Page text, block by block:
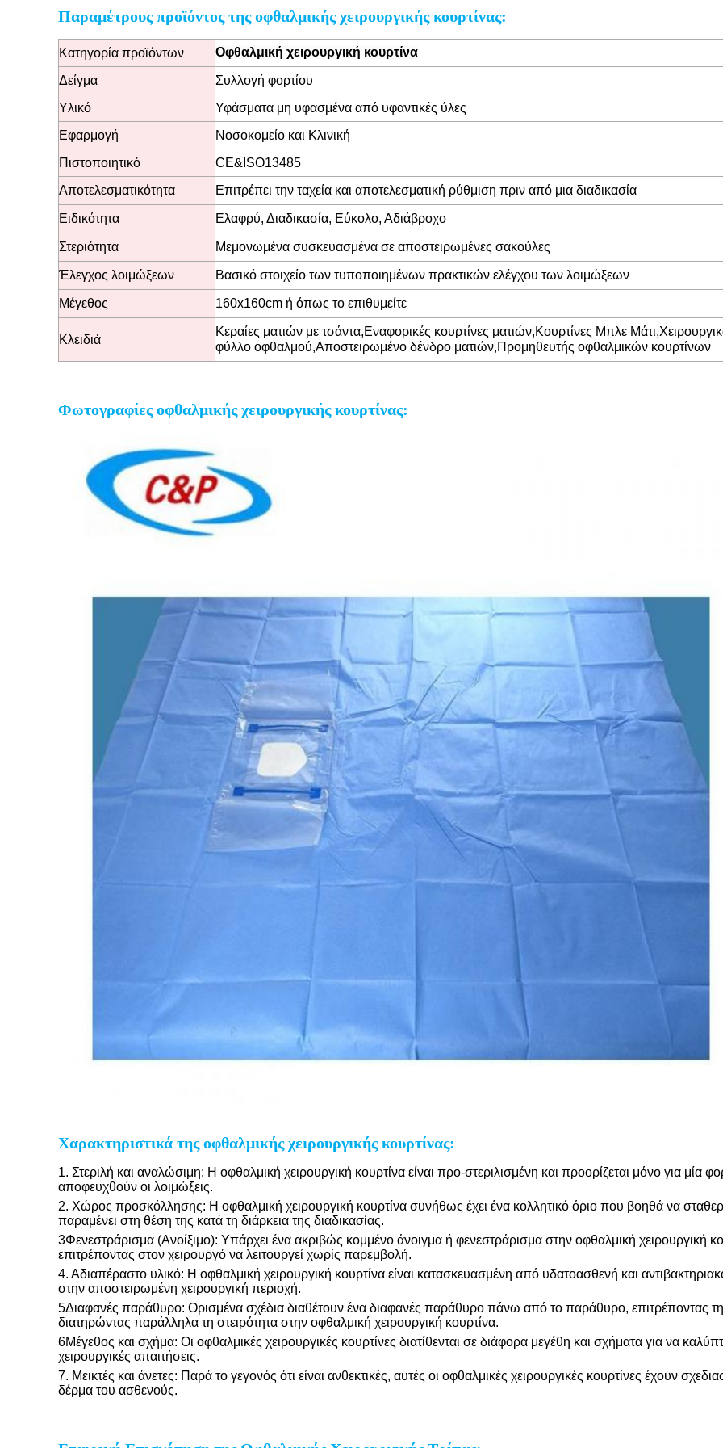
Παραμέτρους προϊόντος της οφθαλμικής χειρουργικής κουρτίνας:
Κατηγορία προϊόντων Οφθαλμική χειρουργική κουρτίνα
Δείγμα
Συλλογή φορτίου
Υλικό
Υφάσματα μη υφασμένα από υφαντικές ύλες
Εφαρμογή
Νοσοκομείο και Κλινική
Πιστοποιητικό
CE&ISO13485
Αποτελεσματικότητα
Επιτρέπει την ταχεία και αποτελεσματική ρύθμιση πριν από μια διαδικασία
Ειδικότητα Ελαφρύ, Διαδικασία, Εύκολο, Αδιάβροχο
Στεριότητα Μεμονωμένα συσκευασμένα σε αποστειρωμένες σακούλες
Έλεγχος λοιμώξεων Βασικό στοιχείο των τυποποιημένων πρακτικών ελέγχου των λοιμώξεων
Μέγεθος 160x160cm ή όπως το επιθυμείτε
Κλειδιά
Κεραίες ματιών με τσάντα,Εναφορικές κουρτίνες ματιών,Κουρτίνες Μπλε Μάτι,
φύλλο οφθαλμού,Αποστειρωμένο δένδρο ματιών,Προμηθευτής οφθαλμικών κουρτίνων
Φωτογραφίες οφθαλμικής χειρουργικής κουρτίνας:
Χαρακτηριστικά της οφθαλμικής χειρουργικής κουρτίνας:
1. Στεριλή και αναλώσιμη: Η οφθαλμική χειρουργική κουρτίνα είναι προ-στεριλισμένη και προορίζεται μόνο για μία
αποφευχθούν οι λοιμώξεις.
2. Χώρος προσκόλλησης: Η οφθαλμική χειρουργική κουρτίνα συνήθως έχει ένα κολλητικό όριο που βοηθά να
παραμένει στη θέση της κατά τη διάρκεια της διαδικασίας.
3Φενεστράρισμα (Ανοίξιμο): Υπάρχει ένα ακριβώς κομμένο άνοιγμα ή φενεστράρισμα στην οφθαλμική χειρουργική
επιτρέποντας στον χειρουργό να λειτουργεί χωρίς παρεμβολή.
4. Αδιαπέραστο υλικό: Η οφθαλμική χειρουργική κουρτίνα είναι κατασκευασμένη από υδατοασθενή και
στην αποστειρωμένη χειρουργική περιοχή.
5Διαφανές παράθυρο: Ορισμένα σχέδια διαθέτουν ένα διαφανές παράθυρο πάνω από το παράθυρο, επιτρέποντας
διατηρώντας παράλληλα τη στειρότητα στην οφθαλμική χειρουργική κουρτίνα.
6Μέγεθος και σχήμα: Οι οφθαλμικές χειρουργικές κουρτίνες διατίθενται σε διάφορα μεγέθη και σχήματα για να
χειρουργικές απαιτήσεις.
7. Μεικτές και άνετες: Παρά το γεγονός ότι είναι ανθεκτικές, αυτές οι οφθαλμικές χειρουργικές κουρτίνες έχουν
δέρμα του ασθενούς.